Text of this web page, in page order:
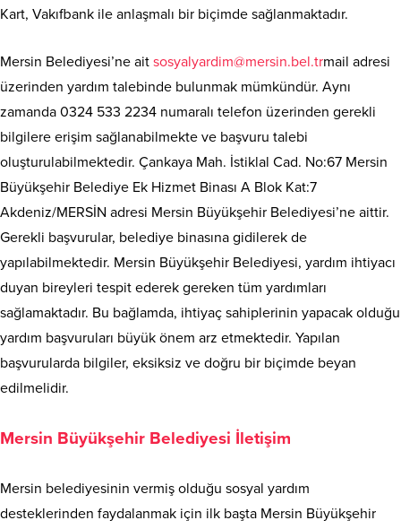
Kart, Vakıfbank ile anlaşmalı bir biçimde sağlanmaktadır.
Mersin Belediyesi’ne ait sosyalyardim@mersin.bel.trmail adresi
üzerinden yardım talebinde bulunmak mümkündür. Aynı
zamanda 0324 533 2234 numaralı telefon üzerinden gerekli
bilgilere erişim sağlanabilmekte ve başvuru talebi
oluşturulabilmektedir. Çankaya Mah. İstiklal Cad. No:67 Mersin
Büyükşehir Belediye Ek Hizmet Binası A Blok Kat:7
Akdeniz/MERSİN adresi Mersin Büyükşehir Belediyesi’ne aittir.
Gerekli başvurular, belediye binasına gidilerek de
yapılabilmektedir. Mersin Büyükşehir Belediyesi, yardım ihtiyacı
duyan bireyleri tespit ederek gereken tüm yardımları
sağlamaktadır. Bu bağlamda, ihtiyaç sahiplerinin yapacak olduğu
yardım başvuruları büyük önem arz etmektedir. Yapılan
başvurularda bilgiler, eksiksiz ve doğru bir biçimde beyan
edilmelidir.
Mersin Büyükşehir Belediyesi İletişim
Mersin belediyesinin vermiş olduğu sosyal yardım
desteklerinden faydalanmak için ilk başta Mersin Büyükşehir